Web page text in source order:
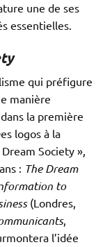
une de ses
essentielles.
qui préfigure
manière
la première
logos à la
Society »,
: The Dream
to
(Londres,
,
l’idée